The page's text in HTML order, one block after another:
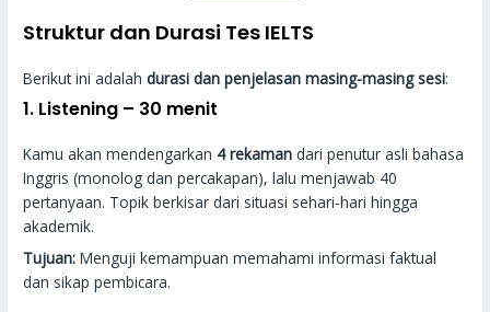
Struktur dan Durasi Tes IELTS
Berikut ini adalahdurasi dan penjelasan masing-masing sesi:
1. Listening – 30 menit
Kamu akan mendengarkan 4 rekaman dari penutur asli bahasa
Inggris (monolog dan percakapan), lalu menjawab 40
pertanyaan. Topik berkisar dari situasi sehari-hari hingga
akademik.
Tujuan: Menguji kemampuan memahami informasi faktual
dan sikap pembicara.